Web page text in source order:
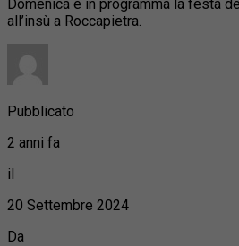
Domenica è in programma la festa
all’insù a Roccapietra.
Pubblicato
2 anni fa
il
20 Settembre 2024
Da